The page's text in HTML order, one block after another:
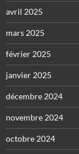
avril 2025
mars 2025
février 2025
janvier 2025
décembre 2024
novembre 2024
octobre 2024